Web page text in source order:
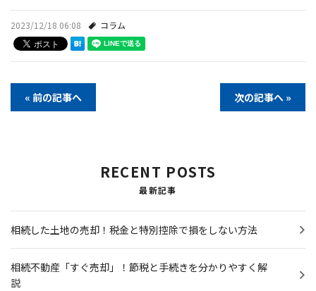
2023/12/18 06:08 コラム
« 前の記事へ 次の記事へ »
RECENT POSTS
最新記事
相続した土地の売却！税金と特別控除で損をしない方法
相続不動産「すぐ売却」！節税と手続きを分かりやすく解
説